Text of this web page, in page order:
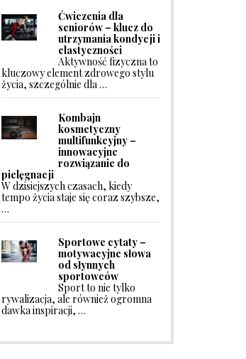
Ćwiczenia dla
seniorów – klucz do
utrzymania kondycji i
elastyczności
Aktywność fizyczna to
kluczowy element zdrowego stylu
życia, szczególnie dla …
Kombajn
kosmetyczny
multifunkcyjny –
innowacyjne
rozwiązanie do
pielęgnacji
W dzisiejszych czasach, kiedy
tempo życia staje się coraz szybsze,
…
Sportowe cytaty –
motywacyjne słowa
od słynnych
sportowców
Sport to nie tylko
rywalizacja, ale również ogromna
dawka inspiracji, …